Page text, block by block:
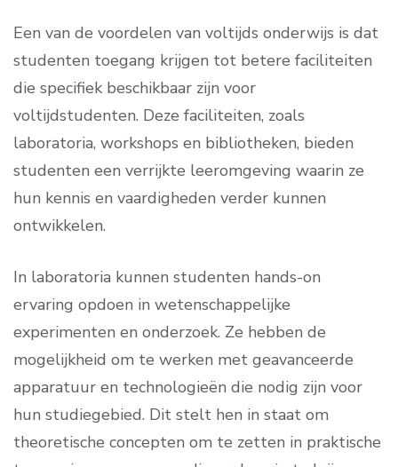
Een van de voordelen van voltijds onderwijs is dat
studenten toegang krijgen tot betere faciliteiten
die specifiek beschikbaar zijn voor
voltijdstudenten. Deze faciliteiten, zoals
laboratoria, workshops en bibliotheken, bieden
studenten een verrijkte leeromgeving waarin ze
hun kennis en vaardigheden verder kunnen
ontwikkelen.
In laboratoria kunnen studenten hands-on
ervaring opdoen in wetenschappelijke
experimenten en onderzoek. Ze hebben de
mogelijkheid om te werken met geavanceerde
apparatuur en technologieën die nodig zijn voor
hun studiegebied. Dit stelt hen in staat om
theoretische concepten om te zetten in praktische